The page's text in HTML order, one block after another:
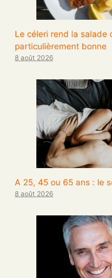
Le céleri rend la salade
particulièrement bonne
8 août 2026
A 25, 45 ou 65 ans : le
8 août 2026